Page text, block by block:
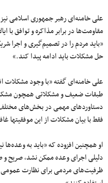
مقاومت‌ها در برابر مذاکره و توافق
«باید مردم را در تصمیم‌گیری و اجرا
حل مشکلات باید ادامه پیدا کند.»
علی خامنه‌ای گفته «با وجود
طبقات ضعیف و مشکلاتی همچون
دستاوردهای مهمی در بخش‌های
فقط با بیان مشکلات از این موفقیتها
او همچنین افزوده که «باید به
دلیلی اجرای وعده ممکن نشد، صریح و
ظرفیت‌های مردمی برای نظارت عمومی